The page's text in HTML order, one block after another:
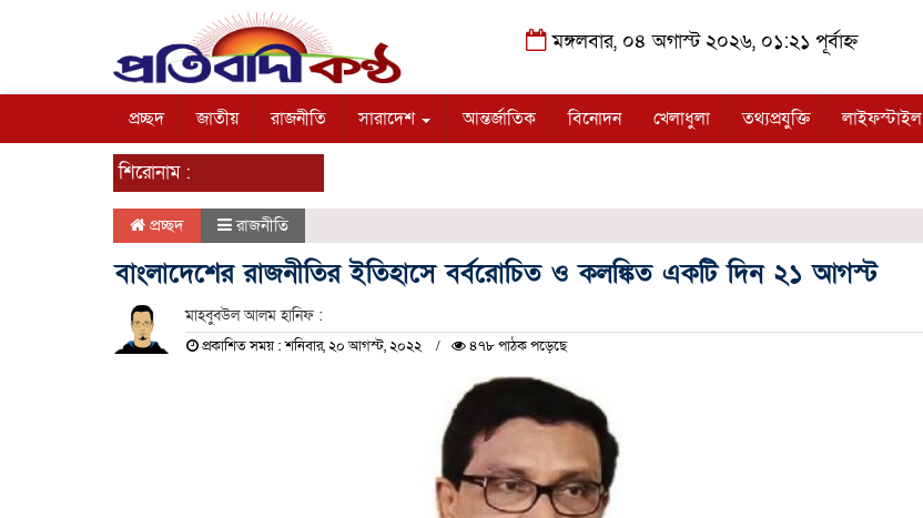
মঙ্গলবার, ০৪ অগাস্ট ২০২৬, ০১:২১ পূর্বাহ্ন
প্রচ্ছদ জাতীয় রাজনীতি সারাদেশ আন্তর্জাতিক বিনোদন খেলাধুলা তথ্যপ্রযুক্তি লাইফস্টাইল
শিরোনাম :
প্রচ্ছদ রাজনীতি
বাংলাদেশের রাজনীতির ইতিহাসে বর্বরোচিত ও কলঙ্কিত একটি দিন ২১ আগস্ট
মাহবুবউল আলম হানিফ :
প্রকাশিত সময় : শনিবার, ২০ আগস্ট, ২০২২ ৪৭৮ পাঠক পড়েছে